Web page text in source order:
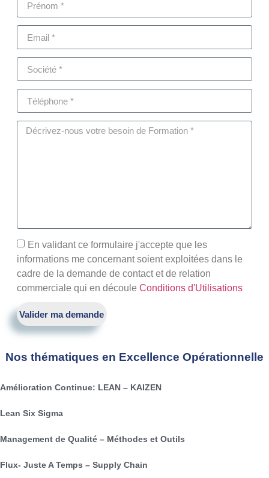
En validant ce formulaire j'accepte que les
informations me concernant soient exploitées dans le
cadre de la demande de contact et de relation
commerciale qui en découle Conditions d'Utilisations
Valider ma demande
Nos thématiques en Excellence Opérationnelle
Amélioration Continue: LEAN – KAIZEN
Lean Six Sigma
Management de Qualité – Méthodes et Outils
Flux- Juste A Temps – Supply Chain